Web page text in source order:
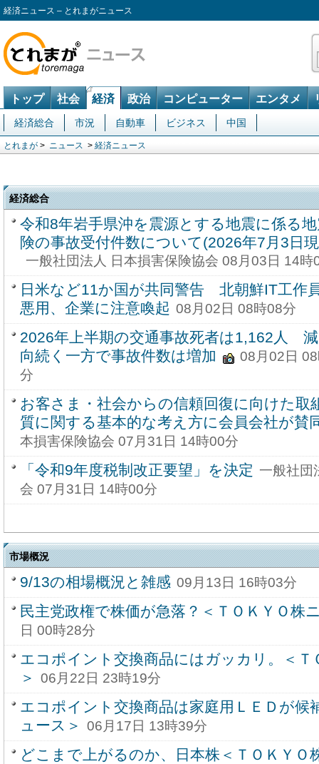
経済ニュース – とれまがニュース
トップ 社会 経済 政治 コンピューター エンタメ
経済総合 市況 自動車 ビジネス 中国
とれまが > ニュース > 経済ニュース
経済総合
令和8年岩手県沖を震源とする地震に係る
険の事故受付件数について(2026年7月3日
一般社団法人 日本損害保険協会 08月03日 14時
日米など11か国が共同警告 北朝鮮IT工作
悪用、企業に注意喚起 08月02日 08時08分
2026年上半期の交通事故死者は1,162人
向続く一方で事故件数は増加
08月02日
分
お客さま・社会からの信頼回復に向けた
質に関する基本的な考え方に会員会社が賛
本損害保険協会 07月31日 14時00分
「令和9年度税制改正要望」を決定 一般社団
会 07月31日 14時00分
市場概況
9/13の相場概況と雑感 09月13日 16時03分
民主党政権で株価が急落？＜ＴＯＫＹＯ株
日 00時28分
エコポイント交換商品にはガッカリ。＜Ｔ
＞
06月22日 23時19分
エコポイント交換商品は家庭用ＬＥＤが候
ュース＞
06月17日 13時39分
どこまで上がるのか、日本株＜ＴＯＫＹＯ